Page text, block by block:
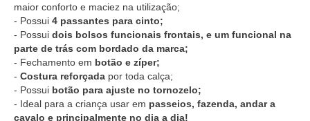
maior conforto e maciez na utilização;
- Possui 4 passantes para cinto;
- Possui dois bolsos funcionais frontais, e um funcional na
parte de trás com bordado da marca;
- Fechamento em botão e zíper;
- Costura reforçada por toda calça;
- Possui botão para ajuste no tornozelo;
- Ideal para a criança usar em passeios, fazenda, andar a
cavalo e principalmente no dia a dia!